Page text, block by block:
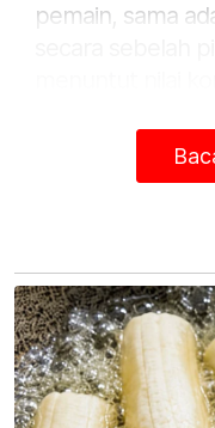
pemain, sama
tersebut," kata
persetujuan